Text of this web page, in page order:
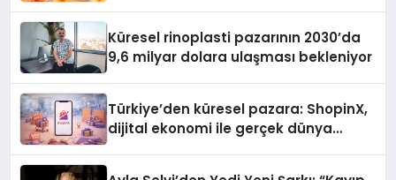
Küresel rinoplasti pazarının 2030’da
9,6 milyar dolara ulaşması bekleniyor
Türkiye’den küresel pazara: ShopinX,
dijital ekonomi ile gerçek dünya